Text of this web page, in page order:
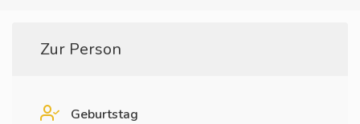
Zur Person
Geburtstag